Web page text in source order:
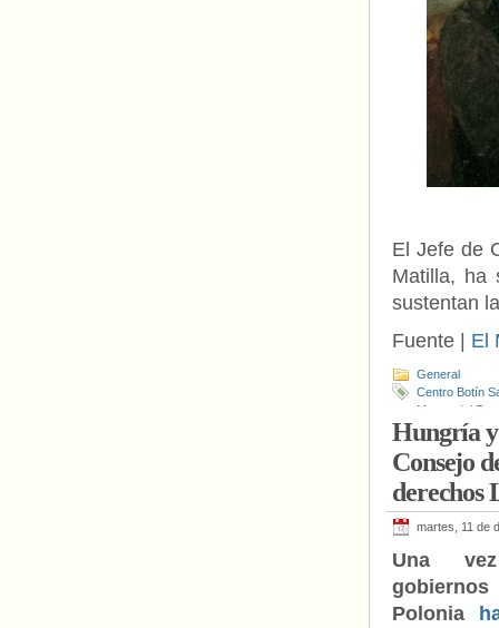
El Jefe de
Matilla, ha
sustentan
Fuente | El
General
Centro Botín
Museo del
Hungría
Consejo
derechos
martes, 11 de
Una
Polonia